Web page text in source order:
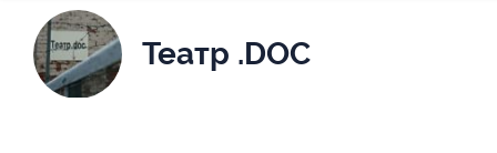
Театр .DOC